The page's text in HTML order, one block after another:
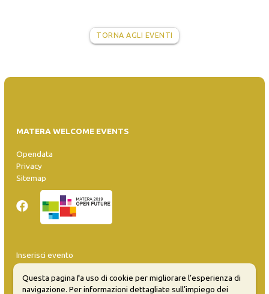
TORNA AGLI EVENTI
MATERA WELCOME EVENTS
Opendata
Privacy
Sitemap
Inserisci evento
Guida
FAQ
info@materaevents.it
Questa pagina fa uso di cookie per migliorare l’esperienza di
navigazione. Per informazioni dettagliate sull’impiego dei